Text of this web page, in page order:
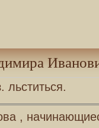
льститься.
,